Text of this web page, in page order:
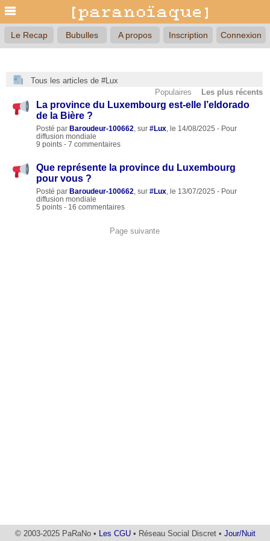
Le Recap Bubulles A propos Inscription Connexion
Tous les articles de #Lux
Populaires
Les plus récents
La province du Luxembourg est-elle l’eldorado
de la Bière ?
Posté par Baroudeur-100662 , sur #Lux , le 14/08/2025 - Pour
diffusion mondiale
9 points - 7 commentaires
Que représente la province du Luxembourg
pour vous ?
Posté par Baroudeur-100662 , sur #Lux , le 13/07/2025 - Pour
diffusion mondiale
5 points - 16 commentaires
Page suivante
© 2003-2025 PaRaNo • Les CGU• Réseau Social Discret • Jour/Nuit